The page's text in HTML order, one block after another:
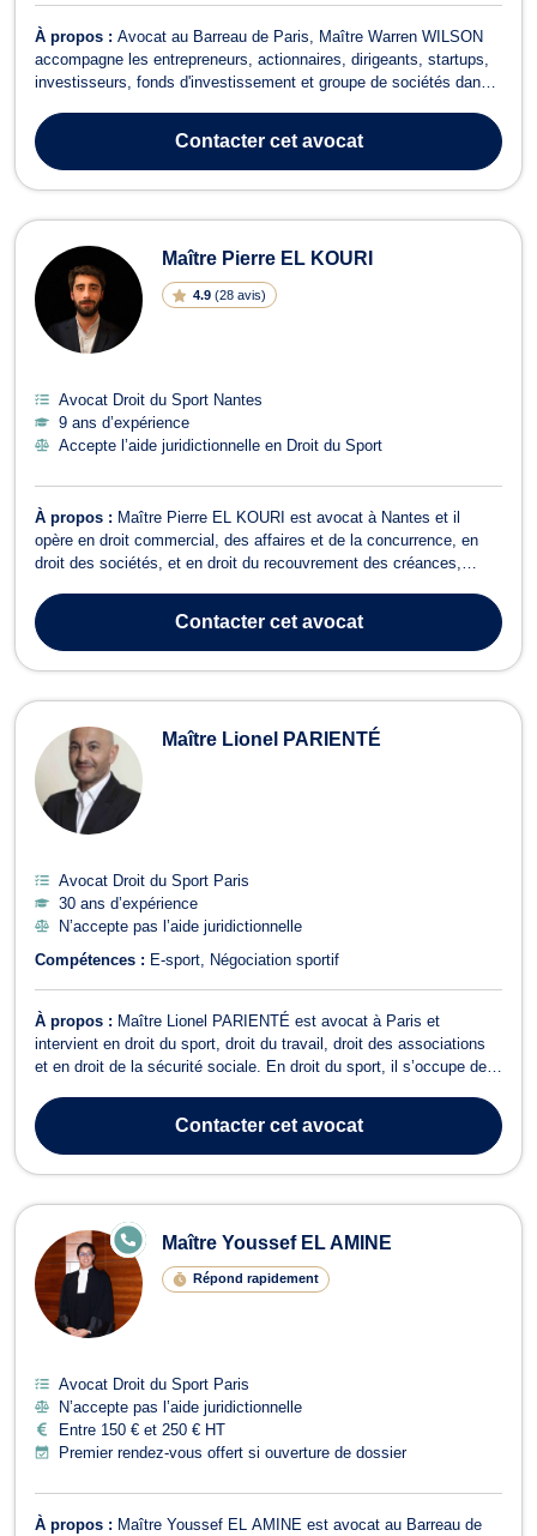
À propos : Avocat au Barreau de Paris, Maître Warren WILSON
accompagne les entrepreneurs, actionnaires, dirigeants, startups,
investisseurs, fonds d'investissement et groupe de sociétés dans
de fonds, pacte d'associés, fusions-acquisitions, cession et
acquisition de...
Contactercet avocat
Maître Pierre EL KOURI
4.9 (28 avis)
Avocat Droit du Sport Nantes
9 ans d’expérience
Accepte l’aide juridictionnelle en Droit du Sport
À propos : Maître Pierre EL KOURI est avocat à Nantes et il
opère en droit commercial, des affaires et de la concurrence, en
droit des sociétés, et en droit du recouvrement des créances,
KOURI est compétent en droit commercial, des affaires et de la
concurrence si vous ...Contactercet avocat
Maître Lionel PARIENTÉ
Avocat Droit du Sport Paris
30 ans d’expérience
N’accepte pas l’aide juridictionnelle
Compétences : E-sport Négociation sportif
À propos : Maître Lionel PARIENTÉ est avocat à Paris et
intervient en droit du sport, droit du travail, droit des associations
et en droit de la sécurité sociale. En droit du sport, il s’occupe de
société sportive (SAOS, SASP, EUSRL), la circulation du sportif
profe...
Contactercet avocat
Maître Youssef EL AMINE
Répond rapidement
E
N
LI
G
N
E
Avocat Droit du Sport Paris
N’accepte pas l’aide juridictionnelle
Entre 150 € et 250 € HT
Premier rendez-vous offert si ouverture de dossier
À propos : Maître Youssef EL AMINE est avocat au Barreau de